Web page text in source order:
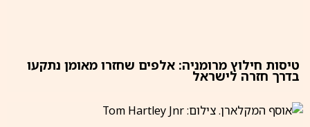
טיסות חילוץ מרומניה: אלפים שחזרו מאומן נתקעו
בדרך חזרה לישראל